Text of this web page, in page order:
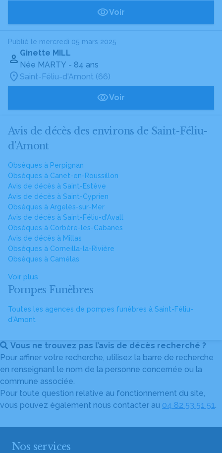
Voir
Publié le mercredi 05 mars 2025
Ginette MILL
Née MARTY - 84 ans
Saint-Féliu-d'Amont (66)
Voir
Avis de décès des environs de Saint-Féliu-
d'Amont
Obsèques à Perpignan
Obsèques à Canet-en-Roussillon
Avis de décès à Saint-Estève
Avis de décès à Saint-Cyprien
Obsèques à Argelès-sur-Mer
Avis de décès à Saint-Féliu-d'Avall
Obsèques à Corbère-les-Cabanes
Avis de décès à Millas
Obsèques à Corneilla-la-Rivière
Obsèques à Camélas
Voir plus
Pompes Funèbres
Toutes les agences de pompes funèbres à Saint-Féliu-
d'Amont
Vous ne trouvez pas l’avis de décès recherché ?
Pour affiner votre recherche, utilisez la barre de recherche
en renseignant le nom de la personne concernée ou la
commune associée.
Pour toute question relative au fonctionnement du site,
vous pouvez également nous contacter au 04 82 53 51 51.
Nos services